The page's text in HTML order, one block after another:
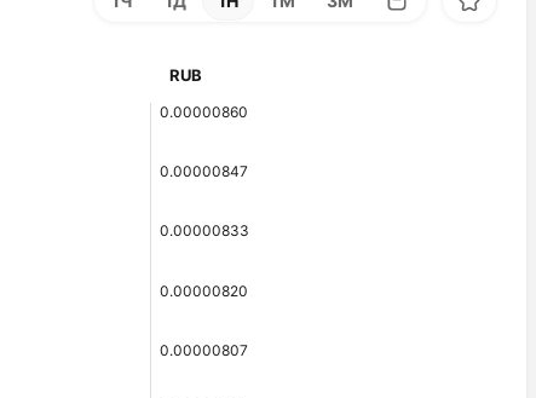
RUB
0.00000860
0.00000847
0.00000833
0.00000820
0.00000807